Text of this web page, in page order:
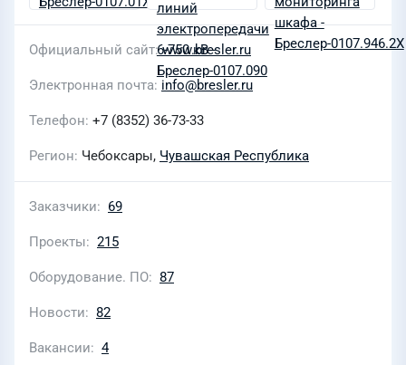
Официальный сайт www.bresler.ru
Электронная почта info@bresler.ru
Телефон +7 (8352) 36-73-33
Регион Чебоксары, Чувашская Республика
Заказчики 69
Проекты 215
Оборудование. ПО 87
Новости 82
Вакансии 4